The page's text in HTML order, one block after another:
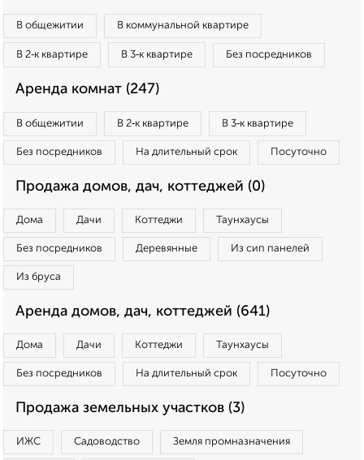
В общежитии В коммунальной квартире
В 2‑к квартире В 3‑к квартире Без посредников
Аренда комнат (247)
В общежитии В 2‑к квартире В 3‑к квартире
Без посредников На длительный срок Посуточно
Продажа домов, дач, коттеджей (0)
Дома Дачи Коттеджи Таунхаусы
Без посредников Деревянные Из сип панелей
Из бруса
Аренда домов, дач, коттеджей (641)
Дома Дачи Коттеджи Таунхаусы
Без посредников На длительный срок Посуточно
Продажа земельных участков (3)
ИЖС Садоводство Земля промназначения